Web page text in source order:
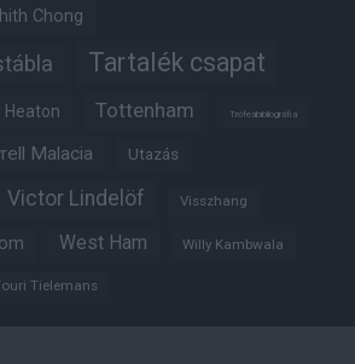
Chong
Tartalék csapat
Heaton Tottenham Trófeabibliográfia
Malacia Utazás
Victor Lindelöf Visszhang
West Ham Willy Kambwala
Tielemans